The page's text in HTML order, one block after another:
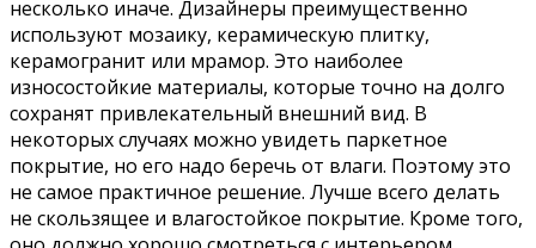
несколько иначе. Дизайнеры преимущественно
используют мозаику, керамическую плитку,
керамогранит или мрамор. Это наиболее
износостойкие материалы, которые точно на долго
сохранят привлекательный внешний вид. В
некоторых случаях можно увидеть паркетное
покрытие, но его надо беречь от влаги. Поэтому это
не самое практичное решение. Лучше всего делать
не скользящее и влагостойкое покрытие. Кроме того,